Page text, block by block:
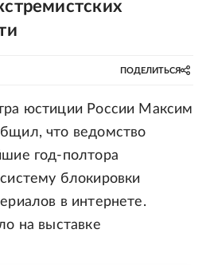
ПОДЕЛИТЬСЯ
юстиции России Максим
что ведомство
год-полтора
блокировки
в интернете.
на выставке